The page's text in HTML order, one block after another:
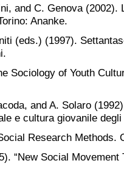
and C. Genova
Ananke.
(eds.) (1997).
Sociology of Youth
and A. Solaro
e cultura giovanile
Research
“New Social